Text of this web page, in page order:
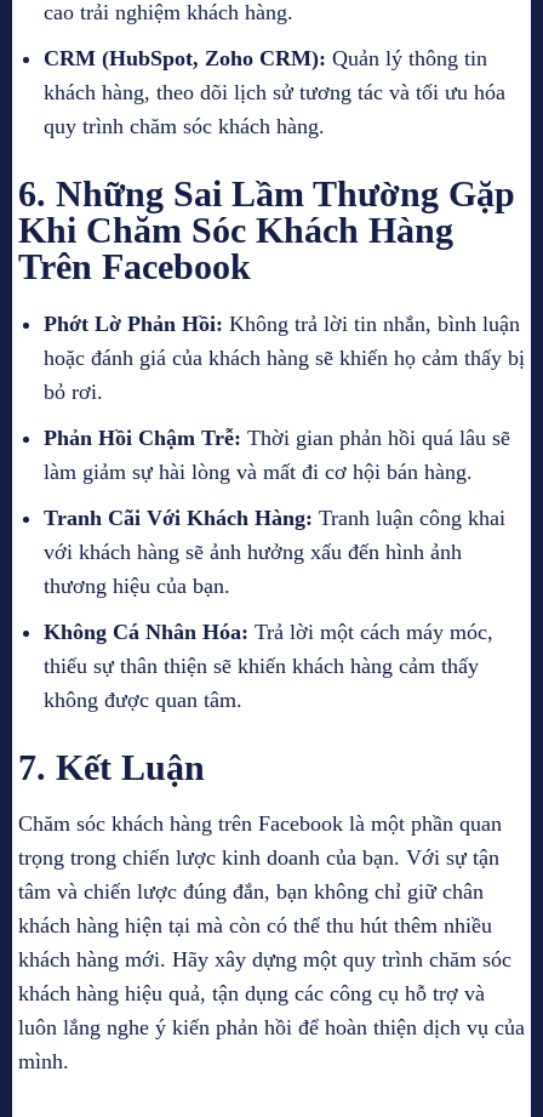
cao trải nghiệm khách hàng.
CRM (HubSpot, Zoho CRM): Quản lý thông tin
khách hàng, theo dõi lịch sử tương tác và tối ưu hóa
quy trình chăm sóc khách hàng.
6. Những Sai Lầm Thường Gặp
Khi Chăm Sóc Khách Hàng
Trên Facebook
Phớt Lờ Phản Hồi: Không trả lời tin nhắn, bình luận
hoặc đánh giá của khách hàng sẽ khiến họ cảm thấy bị
bỏ rơi.
Phản Hồi Chậm Trễ: Thời gian phản hồi quá lâu sẽ
làm giảm sự hài lòng và mất đi cơ hội bán hàng.
Tranh Cãi Với Khách Hàng: Tranh luận công khai
với khách hàng sẽ ảnh hưởng xấu đến hình ảnh
thương hiệu của bạn.
Không Cá Nhân Hóa: Trả lời một cách máy móc,
thiếu sự thân thiện sẽ khiến khách hàng cảm thấy
không được quan tâm.
7. Kết Luận
Chăm sóc khách hàng trên Facebook là một phần quan
trọng trong chiến lược kinh doanh của bạn. Với sự tận
tâm và chiến lược đúng đắn, bạn không chỉ giữ chân
khách hàng hiện tại mà còn có thể thu hút thêm nhiều
khách hàng mới. Hãy xây dựng một quy trình chăm sóc
khách hàng hiệu quả, tận dụng các công cụ hỗ trợ và
luôn lắng nghe ý kiến phản hồi để hoàn thiện dịch vụ của
mình.